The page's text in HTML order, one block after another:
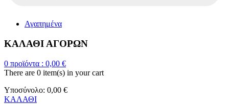
Αγαπημένα
ΚΑΛΑΘΙ ΑΓΟΡΩΝ
0 προϊόντα : 0,00 €
There are 0 item(s) in your cart
Υποσύνολο: 0,00 €
ΚΑΛΑΘΙ